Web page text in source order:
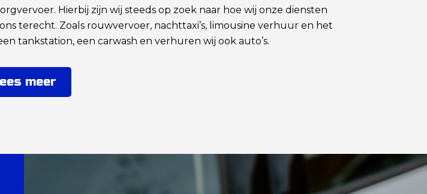
Hierbij zijn wij steeds op zoek naar hoe wij onze diensten
terecht. Zoals rouwvervoer, nachttaxi’s, limousine verhuur en het
tankstation, een carwash en verhuren wij ook auto’s.
meer